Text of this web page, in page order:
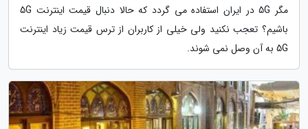
مگر 5G در ایران استفاده می گردد که حالا دنبال قیمت اینترنت 5G
باشیم؟ تعجب نکنید ولی خیلی از کاربران از ترس قیمت زیاد اینترنت
5G به آن وصل نمی شوند.